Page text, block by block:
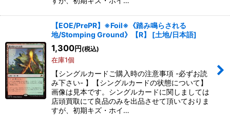
【EOE/PrePR】※Foil※《踏み鳴らされる
地/Stomping Ground》【R】
[土地/日本語]
1,300円 (税込)
在庫1個
【シングルカードご購入時の注意事項 -必ずお読
み下さい- 】【シングルカードの状態について】
画像は見本です。シングルカードに関しましては
店頭買取にて良品のみを出品させて頂いておりま
すが、初期キズ・ホイ…